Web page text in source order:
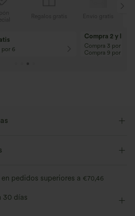
por 6
Compra 2 y
Compra 3 por 2,
Compra 9 por 6
Por la cadera Manga corta
pedidos superiores a €70,46
30 días